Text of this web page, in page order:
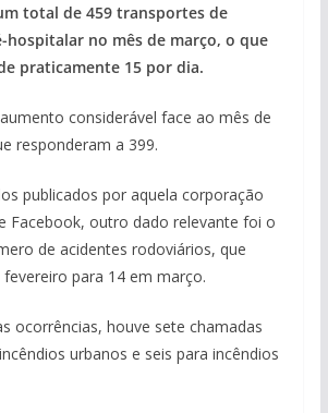
total de 459 transportes de
hospitalar no mês de março, o que
praticamente 15 por dia.
considerável face ao mês de
responderam a 399.
publicados por aquela corporação
Facebook, outro dado relevante foi o
de acidentes rodoviários, que
para 14 em março.
ocorrências, houve sete chamadas
incêndios urbanos e seis para incêndios